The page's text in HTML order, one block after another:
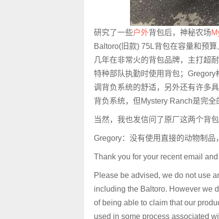
研究了一些户外背包后，神秘农场
Baltoro(旧款) 75L背包在容量和预
几年在非常火的背包品牌，主打超
特种部队执勤时使用背包；Gregory
调背负系统的舒适，另外还有许多
背负系统，但Mystery Ranch是完
当然，我也发信问了原厂这两个背
Gregory：没有使用直接的动物制
Thank you for your recent email
Please be advised, we do not use
including the Baltoro. However we
of being able to claim that our
used in some process associated